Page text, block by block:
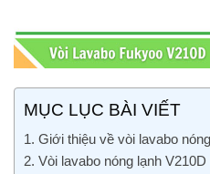
MỤC LỤC BÀI VIẾT
1. Giới thiệu về vòi lavabo
2. Vòi lavabo nóng lạnh